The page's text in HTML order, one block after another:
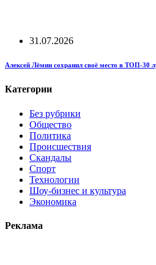
31.07.2026
Алексей Лёмин сохранил своё место в ТОП-30
Категории
Без рубрики
Общество
Политика
Происшествия
Скандалы
Спорт
Технологии
Шоу-бизнес и культура
Экономика
Реклама